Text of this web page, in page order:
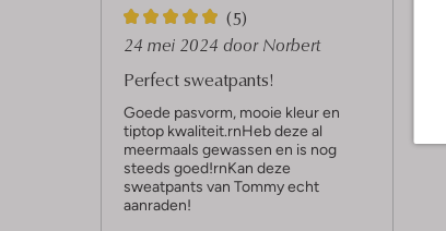
5
S
t
e
r
r
e
(5)
24 mei 2024 door Norbert
Perfect sweatpants!
Goede pasvorm, mooie kleur en
tiptop kwaliteit.rnHeb deze al
meermaals gewassen en is nog
steeds goed!rnKan deze
sweatpants van Tommy echt
aanraden!